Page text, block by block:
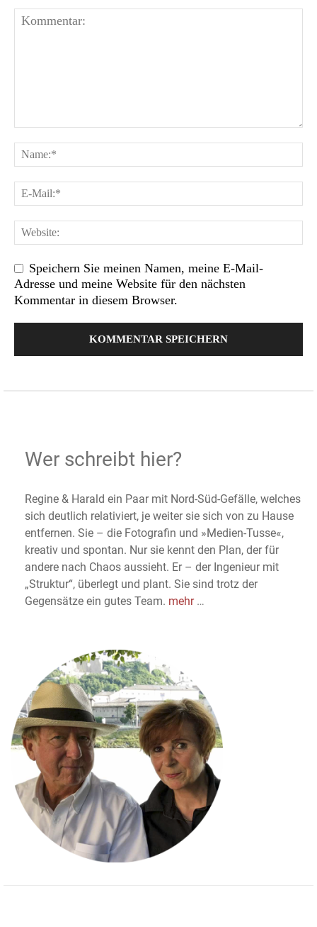
Speichern Sie meinen Namen, meine E-Mail-
Adresse und meine Website für den nächsten
Kommentar in diesem Browser.
Wer schreibt hier?
Regine & Harald ein Paar mit Nord-Süd-Gefälle, welches
sich deutlich relativiert, je weiter sie sich von zu Hause
entfernen. Sie – die Fotografin und »Medien-Tusse«,
kreativ und spontan. Nur sie kennt den Plan, der für
andere nach Chaos aussieht. Er – der Ingenieur mit
„Struktur“, überlegt und plant. Sie sind trotz der
Gegensätze ein gutes Team. mehr …